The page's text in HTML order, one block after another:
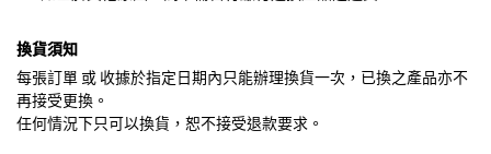
換貨須知
每張訂單 或 收據於指定日期內只能辦理換貨一次，已換之產品亦不
再接受更換。
任何情況下只可以換貨，恕不接受退款要求。